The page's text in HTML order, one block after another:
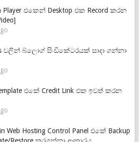
Player එකෙන් Desktop එක Record කරන
වලින් බ්ලොග් සිංඩිකේටරයක් සාදා ගන්නා
එකේ Credit Link එක ඉවත් කරන
Web Hosting Control Panel එකේ Backup
Restore කරගන්නා ආකාරය